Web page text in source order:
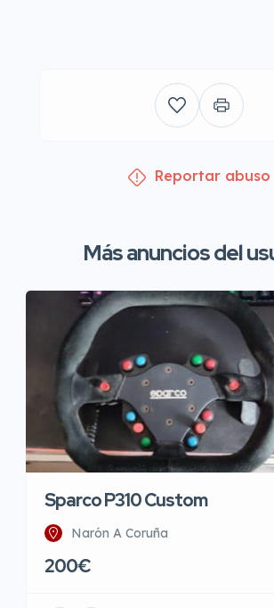
Reportar abuso
Más anuncios del
Sparco P310 Custom
Narón A Coruña
200€